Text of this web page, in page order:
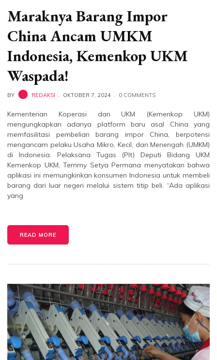
Maraknya Barang Impor
China Ancam UMKM
Indonesia, Kemenkop UKM
Waspada!
BY REDAKSI OKTOBER 7, 2024 0 COMMENTS
Kementerian Koperasi dan UKM (Kemenkop UKM)
mengungkapkan adanya platform baru asal China yang
memfasilitasi pembelian barang impor China, berpotensi
mengancam pelaku Usaha Mikro, Kecil, dan Menengah (UMKM)
di Indonesia. Pelaksana Tugas (Plt) Deputi Bidang UKM
Kemenkop UKM, Temmy Setya Permana menyatakan bahwa
aplikasi ini memungkinkan konsumen Indonesia untuk membeli
barang dari luar negeri melalui sistem titip beli. “Ada aplikasi
yang
READ MORE